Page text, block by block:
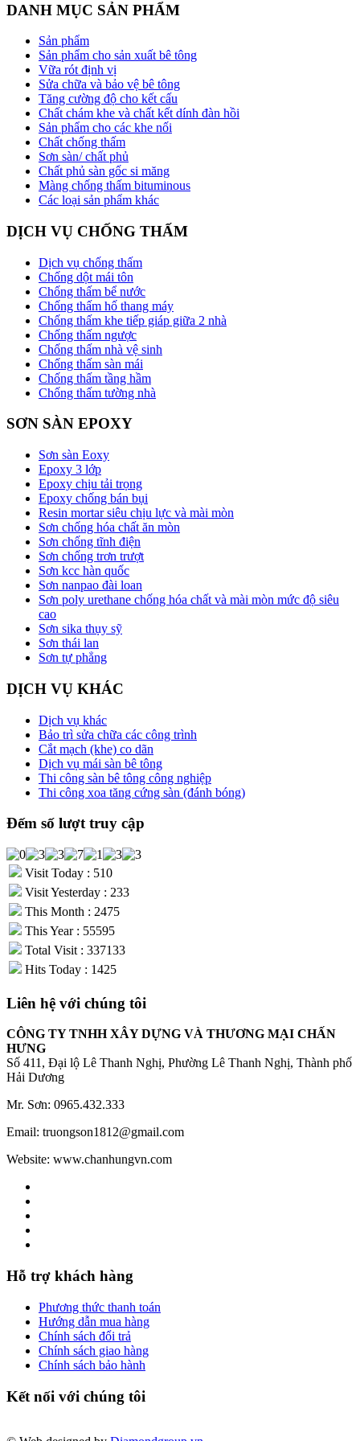
DANH MỤC SẢN PHẨM
Sản phẩm
Sản phẩm cho sản xuất bê tông
Vữa rót định vị
Sửa chữa và bảo vệ bê tông
Tăng cường độ cho kết cấu
Chất chám khe và chất kết dính đàn hồi
Sản phẩm cho các khe nối
Chất chống thấm
Sơn sàn/ chất phủ
Chất phủ sàn gốc si măng
Màng chống thấm bituminous
Các loại sản phẩm khác
DỊCH VỤ CHỐNG THẤM
Dịch vụ chống thấm
Chống dột mái tôn
Chống thấm bể nước
Chống thấm hố thang máy
Chống thấm khe tiếp giáp giữa 2 nhà
Chống thấm ngược
Chống thấm nhà vệ sinh
Chống thấm sàn mái
Chống thấm tầng hầm
Chống thấm tường nhà
SƠN SÀN EPOXY
Sơn sàn Eoxy
Epoxy 3 lớp
Epoxy chịu tải trọng
Epoxy chống bán bụi
Resin mortar siêu chịu lực và mài mòn
Sơn chống hóa chất ăn mòn
Sơn chống tĩnh điện
Sơn chống trơn trượt
Sơn kcc hàn quốc
Sơn nanpao đài loan
Sơn poly urethane chống hóa chất và mài mòn mức độ siêu
cao
Sơn sika thụy sỹ
Sơn thái lan
Sơn tự phẳng
DỊCH VỤ KHÁC
Dịch vụ khác
Bảo trì sửa chữa các công trình
Cắt mạch (khe) co dãn
Dịch vụ mái sàn bê tông
Thi công sàn bê tông công nghiệp
Thi công xoa tăng cứng sàn (đánh bóng)
Đếm số lượt truy cập
Visit Today : 510
Visit Yesterday : 233
This Month : 2475
This Year : 55595
Total Visit : 337133
Hits Today : 1425
Liên hệ với chúng tôi
CÔNG TY TNHH XÂY DỰNG VÀ THƯƠNG MẠI CHẤN
HƯNG
Số 411, Đại lộ Lê Thanh Nghị, Phường Lê Thanh Nghị, Thành phố
Hải Dương
Mr. Sơn: 0965.432.333
Email: truongson1812@gmail.com
Website: www.chanhungvn.com
Hỗ trợ khách hàng
Phương thức thanh toán
Hướng dẫn mua hàng
Chính sách đổi trả
Chính sách giao hàng
Chính sách bảo hành
Kết nối với chúng tôi